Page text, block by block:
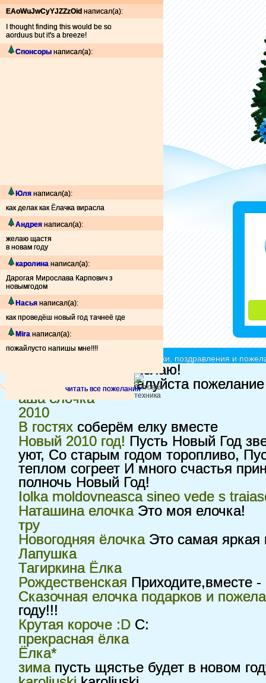
EAoWuJwCyYJZZzOid написал(а):
I thought finding this would be so
aorduus but it's a breeze!
Спонсоры написал(а):
Юля написал(а):
как делак как Ёлачка вирасла
Андрея написал(а):
желаю щастя
в новам году
каролина написал(а):
Дарогая Мирослава Карпович з
новымгодом
Насья написал(а):
как проведёш новый год тачнеё где
Mira написал(а):
пожайлусто напишы мне!!!!
читать все пожелания
Ёлочки красавицы - принимают подарки, поздравления и
Желаю!
оставьте пожалуйста пожелание
аша елочка
2010
В гостях соберём елку вместе
Новый 2010 год! Пусть Новый Год
уют, Со старым годом торопливо,
теплом согреет И много счастья
полночь Новый Год!
Iolka moldovneasca sineo vede s
Наташина елочкаЭто моя елочка!
тру
Новогодняя ёлочкаЭто самая яркая
Лапушка
Тагиркина Ёлка
Рождественская Приходите,вместе -
Сказочная елочка подарков и
году!!!
Крутая короче :D С:
прекрасная ёлка
Ёлка*
зимапусть щястье будет в новом